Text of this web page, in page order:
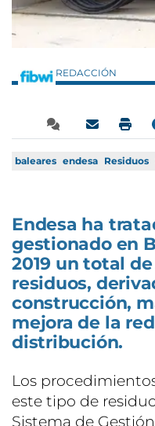
REDACCIÓN
baleares endesa Residuos
Endesa ha
gestionado en
2019 un total
residuos,
construcción,
mejora de la
distribución.
Los
este tipo de
Sistema de